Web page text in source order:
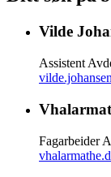
Vilde
Assistent
Fagarbeider